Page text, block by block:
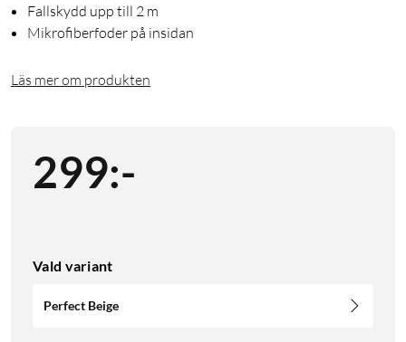
Fallskydd upp till 2 m
Mikrofiberfoder på insidan
Läs mer om produkten
299:-
Vald variant
Perfect Beige